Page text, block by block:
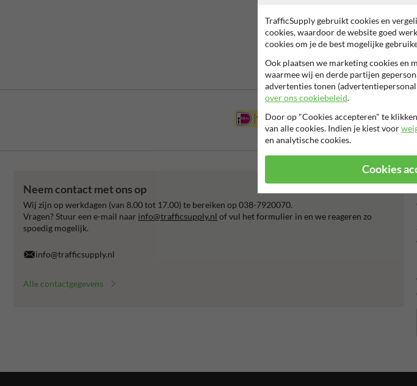
Neem contact met ons op
Wij zijn op werkdagen (van 8.00 tot 17.00) te bereiken op 038-7920070.
Vragen? Stuur een e-mail naar info@trafficsupply.nl of vul het formulier in en we reageren zo
spoedig mogelijk.
info@trafficsupply.nl
Alle contactgegevens
TrafficSupply gebruikt cookies en
cookies, waardoor de website goed
cookies om je de best mogelijke
Ook plaatsen we marketing cookies en
waarmee wij en derde partijen
advertenties tonen
over ons cookiebeleid.
Door op "Cookies accepteren" te
van alle cookies. Indien je kiest voor
en analytische cookies.
Cookies